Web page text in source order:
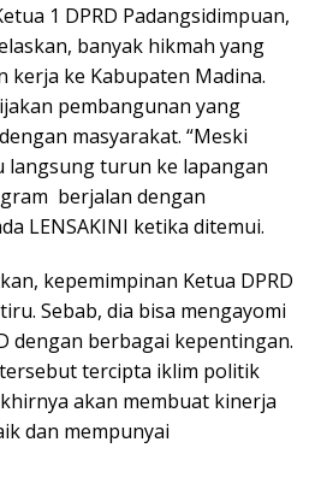
1 DPRD Padangsidimpuan,
banyak hikmah yang
kerja ke Kabupaten Madina.
pembangunan yang
masyarakat. “Meski
langsung turun ke lapangan
berjalan dengan
LENSAKINI ketika ditemui.
kepemimpinan Ketua DPRD
Sebab, dia bisa mengayomi
dengan berbagai kepentingan.
tercipta iklim politik
akan membuat kinerja
dan mempunyai